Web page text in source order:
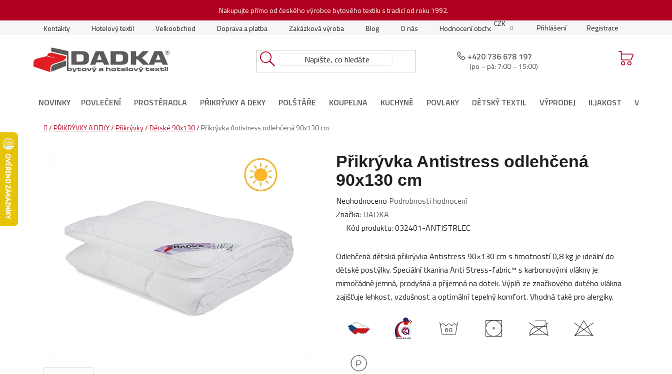
Nakupujte přímo od českého výrobce bytového textilu s tradicí od roku 1992.
Kontakty
Hotelový textil Velkoobchod Doprava a platba Zakázková výroba Blog O nás Hodnocení obchodu Moje objednávka Podmínky soutěže
CZK Přihlášení Registrace
+420 736 678 197
(po – pá: 7:00 – 15:00)
NOVINKY POVLEČENÍ PROSTĚRADLA PŘIKRÝVKY A DEKY POLŠTÁŘE KOUPELNA KUCHYNĚ POVLAKY DĚTSKÝ TEXTIL VÝPRODEJ II.JAKOST VÁNOČNÍ
Domů
/PŘIKRÝVKY A DEKY/Přikrývky/Dětské 90x130/Přikrývka Antistress odlehčená 90x130 cm
Přikrývka Antistress odlehčená
90x130 cm
Průměrné
hodnocení
produktu
0,0
z
5
hvězdiček.
Neohodnoceno Podrobnosti hodnocení
Značka: DADKA
Kód produktu: 032401-ANTISTRLEC
Odlehčená dětská přikrývka Antistress 90×130 cm s hmotností 0,8 kg je ideální do
dětské postýlky. Speciální tkanina Anti Stress-fabric™ s karbonovými vlákny je
mimořádně jemná, prodyšná a příjemná na dotek. Výplň ze značkového dutého vlákna
zajišťuje lehkost, vzdušnost a optimální tepelný komfort. Vhodná také pro alergiky.